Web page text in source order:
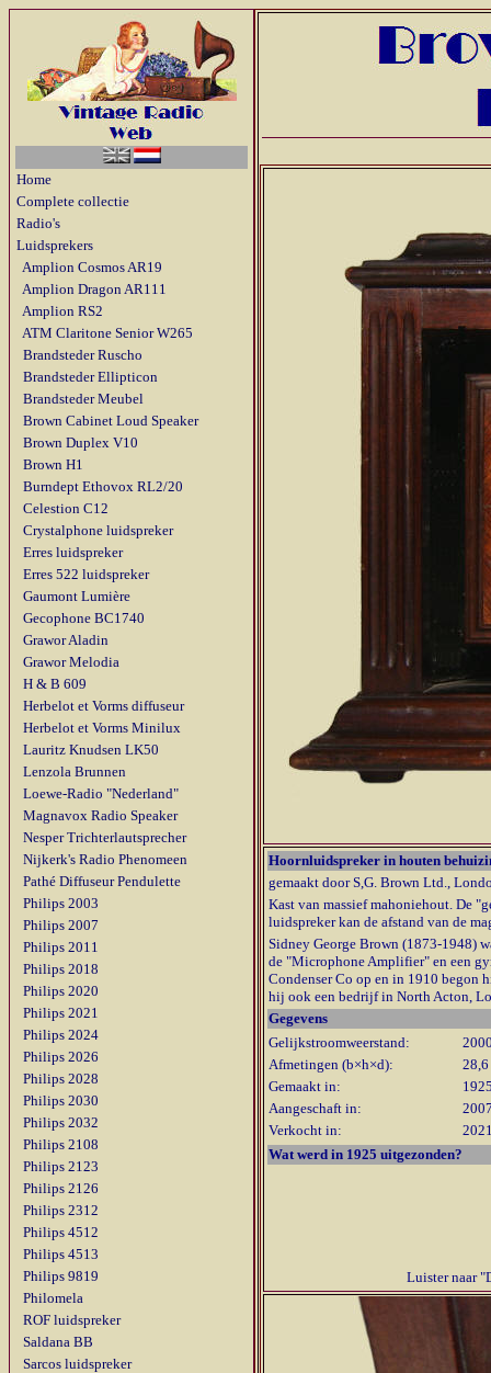
Home
Complete collectie
Radio's
Luidsprekers
Amplion Cosmos AR19
Amplion Dragon AR111
Amplion RS2
ATM Claritone Senior W265
Brandsteder Ruscho
Brandsteder Ellipticon
Brandsteder Meubel
Brown Cabinet Loud Speaker
Brown Duplex V10
Brown H1
Burndept Ethovox RL2/20
Celestion C12
Crystalphone luidspreker
Erres luidspreker
Erres 522 luidspreker
Gaumont Lumière
Gecophone BC1740
Grawor Aladin
Grawor Melodia
H & B 609
Herbelot et Vorms diffuseur
Herbelot et Vorms Minilux
Lauritz Knudsen LK50
Lenzola Brunnen
Loewe-Radio "Nederland"
Magnavox Radio Speaker
Nesper Trichterlautsprecher
Nijkerk's Radio Phenomeen
Pathé Diffuseur Pendulette
Philips 2003
Philips 2007
Philips 2011
Philips 2018
Philips 2020
Philips 2021
Philips 2024
Philips 2026
Philips 2028
Philips 2030
Philips 2032
Philips 2108
Philips 2123
Philips 2126
Philips 2312
Philips 4512
Philips 4513
Philips 9819
Philomela
ROF luidspreker
Saldana BB
Sarcos luidspreker
Hoornluidspreker in houten
gemaakt door S,G. Brown Ltd.,
Kast van massief mahoniehout. De
luidspreker kan de afstand van de
Sidney George Brown (1873-1948)
de "Microphone Amplifier" en een
Condenser Co op en in 1910 begon
hij ook een bedrijf in North Acton,
Gegevens
Gelijkstroomweerstand:
Afmetingen (b×h×d):
28,6
Gemaakt in:
Aangeschaft in:
Verkocht in:
Wat werd in 1925 uitgezonden?
Luister naar